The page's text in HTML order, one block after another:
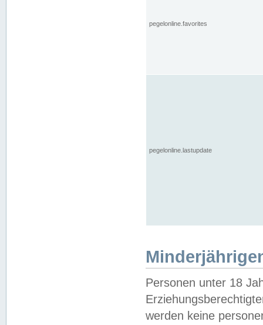
pegelonline.favorites
pegelonline.lastupdate
Personen unter 18
werden keine